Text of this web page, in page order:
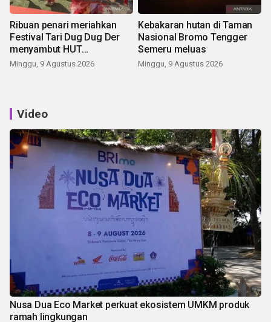
Ribuan penari meriahkan
Festival Tari Dug Dug Der
menyambut HUT
Kemerdekaan
Minggu, 9 Agustus 2026
Kebakaran hutan di Taman
Nasional Bromo Tengger
Semeru meluas
Minggu, 9 Agustus 2026
Video
Nusa Dua Eco Market perkuat ekosistem UMKM produk
ramah lingkungan